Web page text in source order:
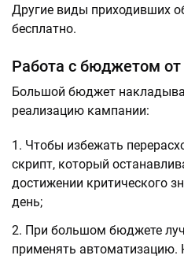
Другие виды приходивших
бесплатно.
Работа с бюджетом
Большой бюджет
реализацию кампании:
Чтобы избежать
скрипт, который
достижении критического
день;
При большом бюджете
применять автоматизацию.